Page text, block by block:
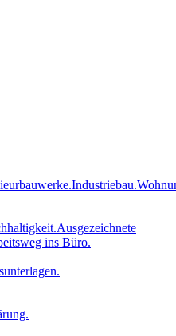
Industriebau.
Ausgezeichnete
ins Büro.